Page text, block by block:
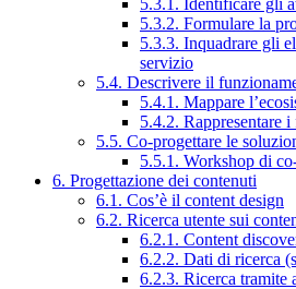
5.3.1. Identificare gli
5.3.2. Formulare la
5.3.3. Inquadrare gli
servizio
5.4. Descrivere il
5.4.1. Mappare
5.4.2. Rappresentare
5.5. Co-progettare le
5.5.1. Workshop di
6. Progettazione dei contenuti
6.1. Cos’è il content design
6.2. Ricerca utente sui
6.2.1. Content
6.2.2. Dati di ricerca
6.2.3. Ricerca tramite